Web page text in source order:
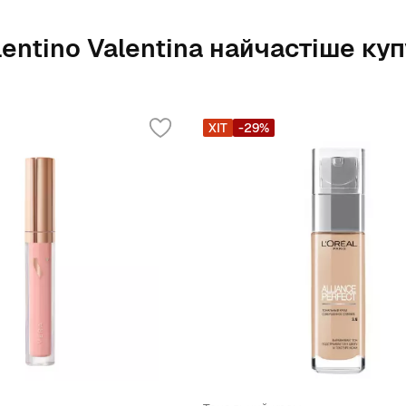
Valentina найчастіше
ХІТ -29%